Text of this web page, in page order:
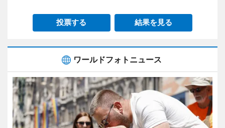
投票する 結果を見る
ワールドフォトニュース